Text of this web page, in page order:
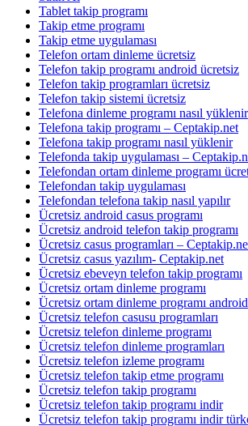
Tablet takip programı
Takip etme programı
Takip etme uygulaması
Telefon ortam dinleme ücretsiz
Telefon takip programı android ücretsiz
Telefon takip programları ücretsiz
Telefon takip sistemi ücretsiz
Telefona dinleme programı nasıl yüklenir
Telefona takip programı – Ceptakip.net
Telefona takip programı nasıl yüklenir
Telefonda takip uygulaması –
Telefondan ortam dinleme programı
Telefondan takip uygulaması
Telefondan telefona takip nasıl yapılır
Ücretsiz android casus programı
Ücretsiz android telefon takip programı
Ücretsiz casus programları –
Ücretsiz casus yazılım- Ceptakip.net
Ücretsiz ebeveyn telefon takip programı
Ücretsiz ortam dinleme programı
Ücretsiz ortam dinleme programı android
Ücretsiz telefon casusu programları
Ücretsiz telefon dinleme programı
Ücretsiz telefon dinleme programları
Ücretsiz telefon izleme programı
Ücretsiz telefon takip etme programı
Ücretsiz telefon takip programı
Ücretsiz telefon takip programı indir
Ücretsiz telefon takip programı indir